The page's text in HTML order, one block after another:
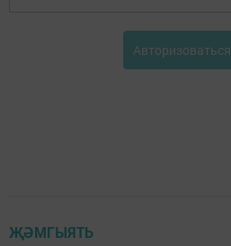
Авторизоваться
ҖӘМГЫЯТЬ